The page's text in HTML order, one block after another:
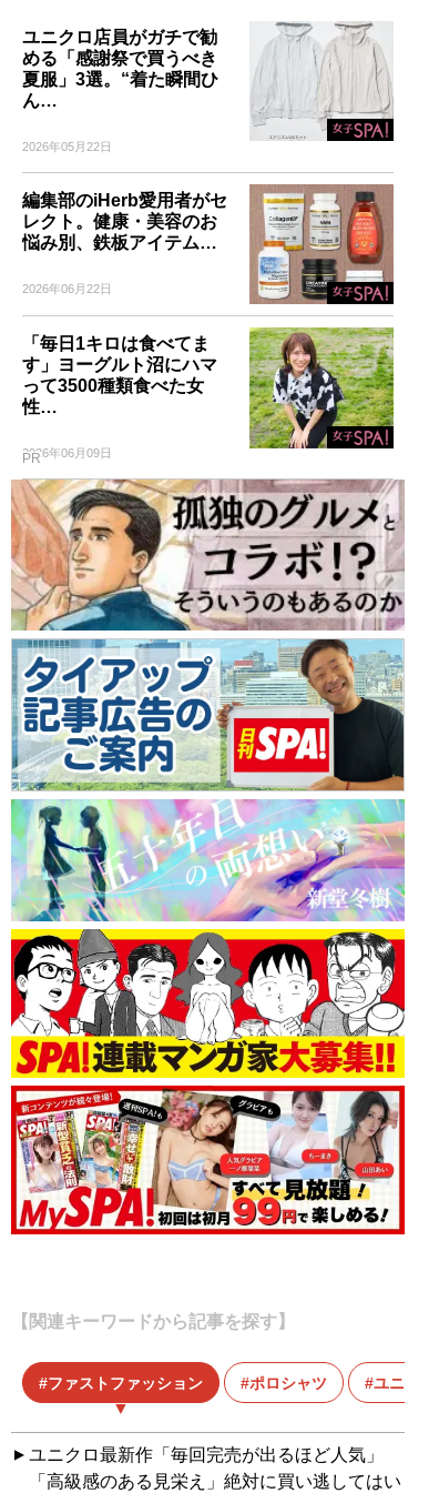
記事一覧へ
ユニクロ店員がガチで勧
める「感謝祭で買うべき
夏服」3選。“着た瞬間ひ
ん…
2026年05月22日
編集部のiHerb愛用者がセ
レクト。健康・美容のお
悩み別、鉄板アイテム…
2026年06月22日
「毎日1キロは食べてま
す」ヨーグルト沼にハマ
って3500種類食べた女
性…
2026年06月09日
PR
【関連キーワードから記事を探す】
ファストファッション ポロシャツ ユニクロ
ユニクロ最新作「毎回完売が出るほど人気」
「高級感のある見栄え」絶対に買い逃してはい